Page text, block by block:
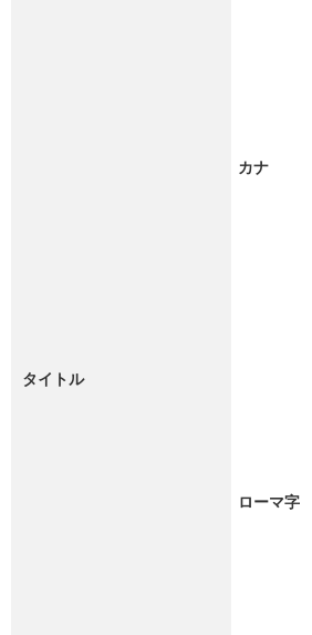
タイトル
カナ
ローマ字